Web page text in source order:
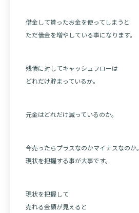
借金して貰ったお金を使ってしまうと
ただ借金を増やしている事になります。
残債に対してキャッシュフローは
どれだけ貯まっているか。
元金はどれだけ減っているのか。
今売ったらプラスなのかマイナスなのか。
現状を把握する事が大事です。
現状を把握して
売れる金額が見えると